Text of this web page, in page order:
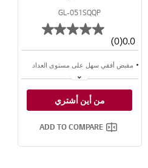
GL-051SQQP
0.0
(0)
مقبض أفقي سهل على مستوى العداد
مفتاح القفل ، الحفاظ على التخزين بأمان
ثلاجة التحكم مع Micom
من أين أشتري
ADD TO COMPARE